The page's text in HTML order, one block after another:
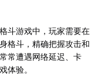
斗游戏中，玩家需要在
格斗，精确把握攻击和
常遭遇网络延迟、卡
体验。